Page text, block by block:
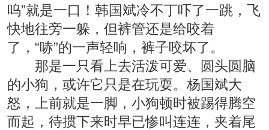
呜”就是一口！韩国斌冷不丁吓了一跳，飞
快地往旁一躲，但裤管还是给咬着
了，“哧”的一声轻响，裤子咬坏了。
那是一只看上去活泼可爱、圆头圆脑
的小狗，或许它只是在玩耍。杨国斌大
怒，上前就是一脚，小狗顿时被踢得腾空
而起，待掼下来时早已惨叫连连，夹着尾